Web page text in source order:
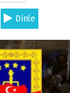
Dinle